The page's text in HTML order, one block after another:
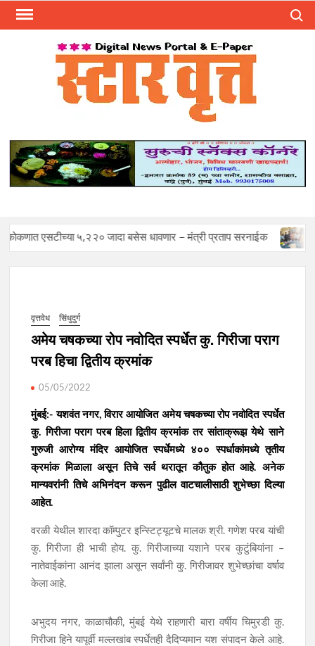
Skip
५,२२० जादा बसेस धावणार – मंत्री प्रताप सरनाईक Mohan
वृत्तवेध सिंधुदुर्ग
अमेय चषकच्या रोप नवोदित स्पर्धेत कु. गिरीजा पराग
परब हिचा द्वितीय क्रमांक
05/05/2022
मुंबई:- यशवंत नगर, विरार आयोजित अमेय चषकच्या रोप नवोदित स्पर्धेत
कु. गिरीजा पराग परब हिला द्वितीय क्रमांक तर सांताक्रूझ येथे साने
गुरुजी आरोग्य मंदिर आयोजित स्पर्धेमध्ये ४०० स्पर्धाकांमध्ये तृतीय
क्रमांक मिळाला असून तिचे सर्व थरातून कौतुक होत आहे. अनेक
मान्यवरांनी तिचे अभिनंदन करून पुढील वाटचालीसाठी शुभेच्छा दिल्या
आहेत.
वरळी येथील शारदा कॉम्पुटर इन्स्टिट्यूटचे मालक श्री. गणेश परब यांची
कु. गिरीजा ही भाची होय. कु. गिरीजाच्या यशाने परब कुटुंबियांना –
नातेवाईकांना आनंद झाला असून सर्वांनी कु. गिरीजावर शुभेच्छांचा वर्षाव
केला आहे.
अभुदय नगर, काळाचौकी, मुंबई येथे राहणारी बारा वर्षीय चिमुरडी कु.
गिरीजा हिने यापूर्वी मल्लखांब स्पर्धेतही दैदिप्यमान यश संपादन केले आहे.